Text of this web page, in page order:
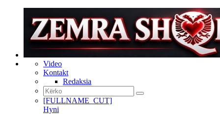
Video
Kontakt
Redaksia
[FULLNAME_CUT]
Hyni